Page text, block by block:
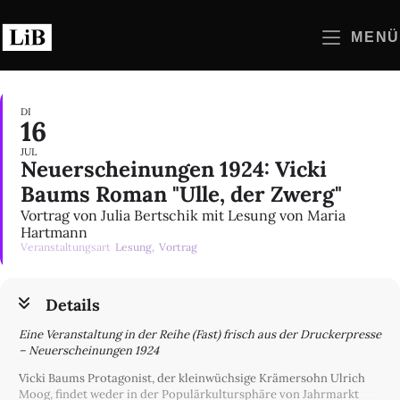
Inhalt
springen
MENÜ
DI
16
JUL
Neuerscheinungen 1924: Vicki
Baums Roman "Ulle, der Zwerg"
Vortrag von Julia Bertschik mit Lesung von Maria
Hartmann
Veranstaltungsart Lesung, Vortrag
Details
Eine Veranstaltung in der Reihe (Fast) frisch aus der Druckerpresse
– Neuerscheinungen 1924
Vicki Baums Protagonist, der kleinwüchsige Krämersohn Ulrich
Moog, findet weder in der Populärkultursphäre von Jahrmarkt